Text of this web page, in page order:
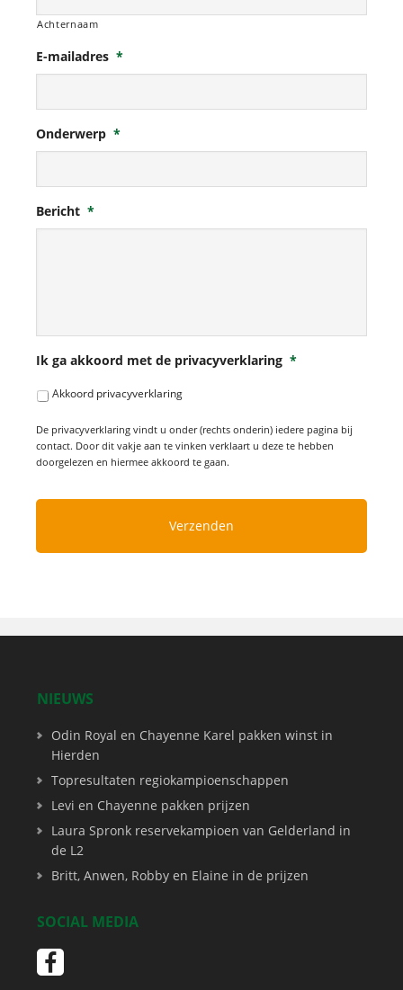
Achternaam
E-mailadres *
Onderwerp *
Bericht *
Ik ga akkoord met de privacyverklaring *
Akkoord privacyverklaring
De privacyverklaring vindt u onder (rechts onderin) iedere pagina bij
contact. Door dit vakje aan te vinken verklaart u deze te hebben
doorgelezen en hiermee akkoord te gaan.
NIEUWS
Odin Royal en Chayenne Karel pakken winst in
Hierden
Topresultaten regiokampioenschappen
Levi en Chayenne pakken prijzen
Laura Spronk reservekampioen van Gelderland in
de L2
Britt, Anwen, Robby en Elaine in de prijzen
SOCIAL MEDIA